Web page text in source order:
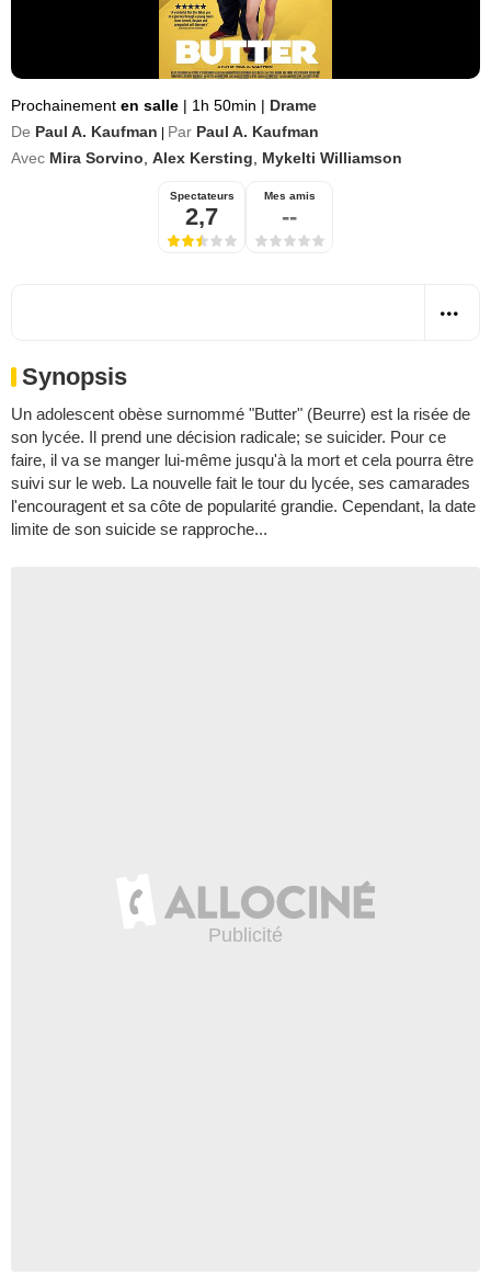
Prochainement en salle | 1h 50min | Drame
De Paul A. Kaufman Par Paul A. Kaufman
Avec Mira Sorvino Alex Kersting Mykelti Williamson
Spectateurs
2,7
Mes amis
--
Synopsis
Un adolescent obèse surnommé "Butter" (Beurre) est la risée de
son lycée. Il prend une décision radicale; se suicider. Pour ce
faire, il va se manger lui-même jusqu'à la mort et cela pourra être
suivi sur le web. La nouvelle fait le tour du lycée, ses camarades
l'encouragent et sa côte de popularité grandie. Cependant, la date
limite de son suicide se rapproche...